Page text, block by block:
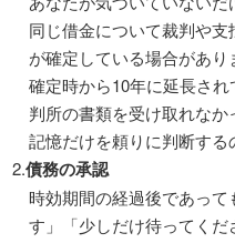
同じ借金について裁判や
が確定している場合があ
確定時から10年に延長さ
判所の書類を受け取れな
記憶だけを頼りに判断する
債務の承認
時効期間の経過後であっ
す」「少しだけ待ってく